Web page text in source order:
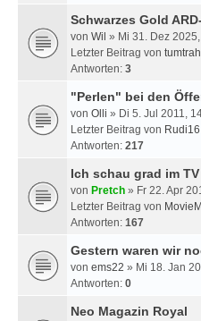
Schwarzes Gold
von Wil » Mi 31. Dez
Letzter Beitrag von tumtrah
Antworten: 3
"Perlen" bei den
von Olli » Di 5. Jul 2011,
Letzter Beitrag von Rudi16
Antworten: 217
Ich schau grad im
von Pretch » Fr 22. Apr
Letzter Beitrag von
Antworten: 167
Gestern waren wir
von ems22 » Mi 18. Jan
Antworten: 0
Neo Magazin Royal